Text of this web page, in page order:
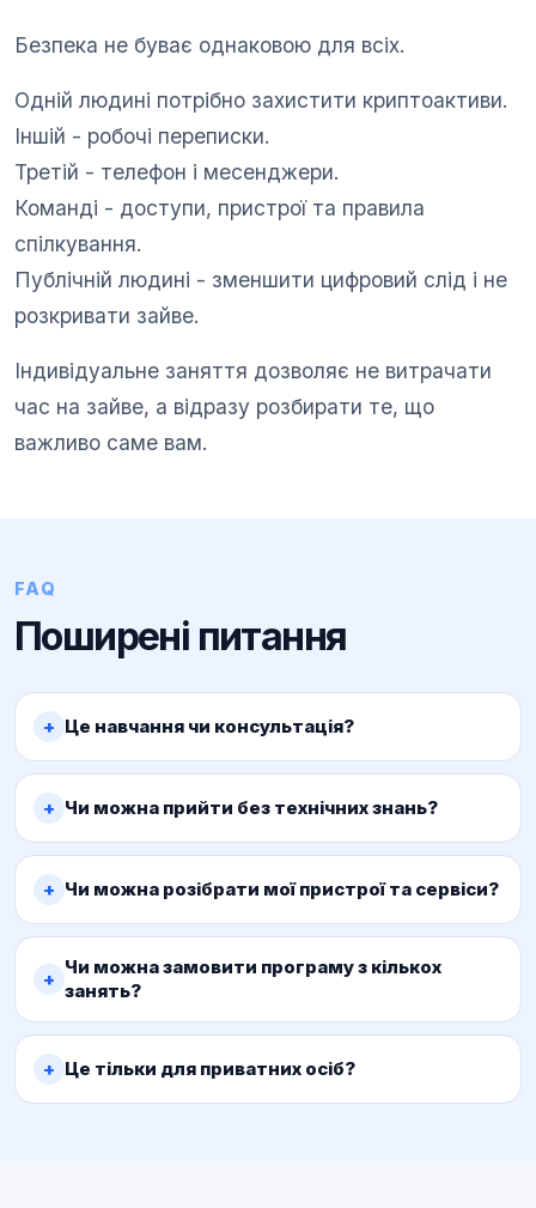
Безпека не буває однаковою для всіх.
Одній людині потрібно захистити криптоактиви.
Іншій - робочі переписки.
Третій - телефон і месенджери.
Команді - доступи, пристрої та правила
спілкування.
Публічній людині - зменшити цифровий слід і не
розкривати зайве.
Індивідуальне заняття дозволяє не витрачати
час на зайве, а відразу розбирати те, що
важливо саме вам.
FAQ
Поширені питання
Це навчання чи консультація?
Чи можна прийти без технічних знань?
Чи можна розібрати мої пристрої та сервіси?
Чи можна замовити програму з кількох
занять?
Це тільки для приватних осіб?